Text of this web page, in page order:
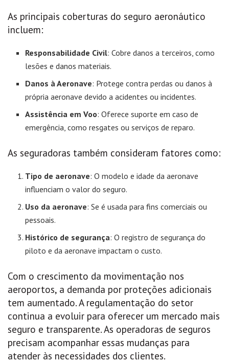
As principais coberturas do seguro aeronáutico
incluem:
Responsabilidade Civil: Cobre danos a terceiros, como
lesões e danos materiais.
Danos à Aeronave: Protege contra perdas ou danos à
própria aeronave devido a acidentes ou incidentes.
Assistência em Voo: Oferece suporte em caso de
emergência, como resgates ou serviços de reparo.
As seguradoras também consideram fatores como:
Tipo de aeronave: O modelo e idade da aeronave
influenciam o valor do seguro.
Uso da aeronave: Se é usada para fins comerciais ou
pessoais.
Histórico de segurança: O registro de segurança do
piloto e da aeronave impactam o custo.
Com o crescimento da movimentação nos
aeroportos, a demanda por proteções adicionais
tem aumentado. A regulamentação do setor
continua a evoluir para oferecer um mercado mais
seguro e transparente. As operadoras de seguros
precisam acompanhar essas mudanças para
atender às necessidades dos clientes.